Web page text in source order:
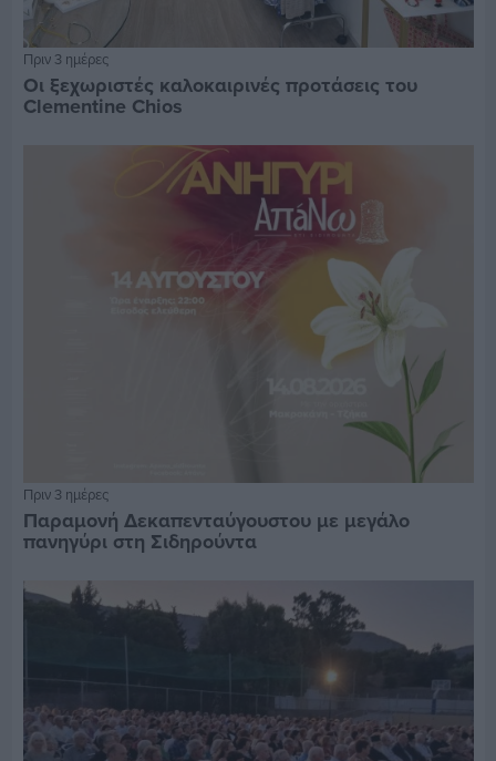
Πριν 3 ημέρες
Οι ξεχωριστές καλοκαιρινές προτάσεις του
Clementine Chios
Πριν 3 ημέρες
Παραμονή Δεκαπενταύγουστου με μεγάλο
πανηγύρι στη Σιδηρούντα